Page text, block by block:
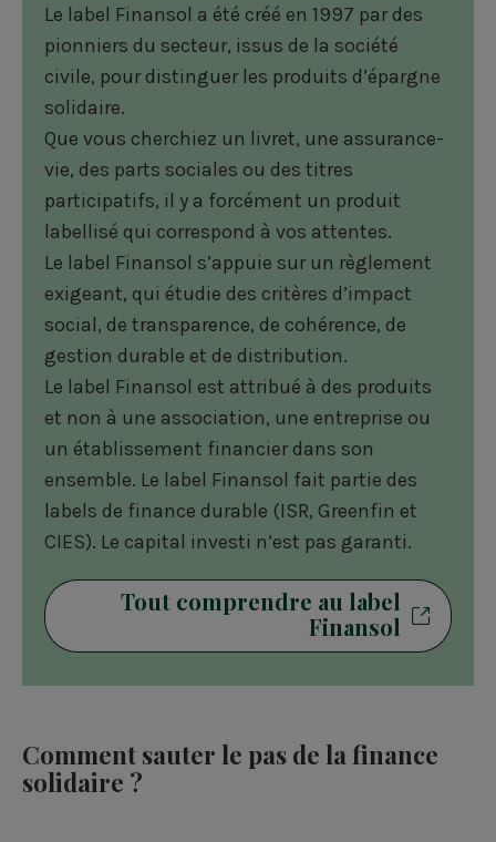
Le label Finansol a été créé en 1997 par des
pionniers du secteur, issus de la société
civile, pour distinguer les produits d’épargne
solidaire.
Que vous cherchiez un livret, une assurance-
vie, des parts sociales ou des titres
participatifs, il y a forcément un produit
labellisé qui correspond à vos attentes.
Le label Finansol s’appuie sur un règlement
exigeant, qui étudie des critères d’impact
social, de transparence, de cohérence, de
gestion durable et de distribution.
Le label Finansol est attribué à des produits
et non à une association, une entreprise ou
un établissement financier dans son
ensemble. Le label Finansol fait partie des
labels de finance durable (ISR, Greenfin et
CIES). Le capital investi n’est pas garanti.
Tout comprendre au label
Finansol
Comment sauter le pas de la finance
solidaire ?